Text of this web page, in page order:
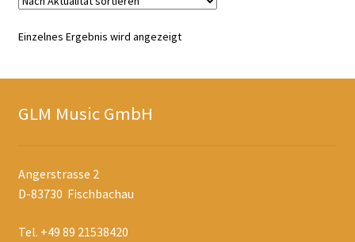
Einzelnes Ergebnis wird angezeigt
GLM Music GmbH
Angerstrasse 2
D-83730 Fischbachau
Tel. +49 89 21538420